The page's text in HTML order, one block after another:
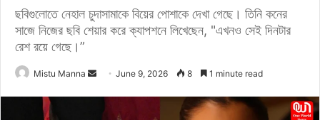
ছবিগুলোতে নেহাল চুদাসামাকে বিয়ের পোশাকে দেখা গেছে। তিনি কনের
সাজে নিজের ছবি শেয়ার করে ক্যাপশনে লিখেছেন, "এখনও সেই দিনটার
রেশ রয়ে গেছে।”
Mistu Manna June 9, 2026 8 1 minute read